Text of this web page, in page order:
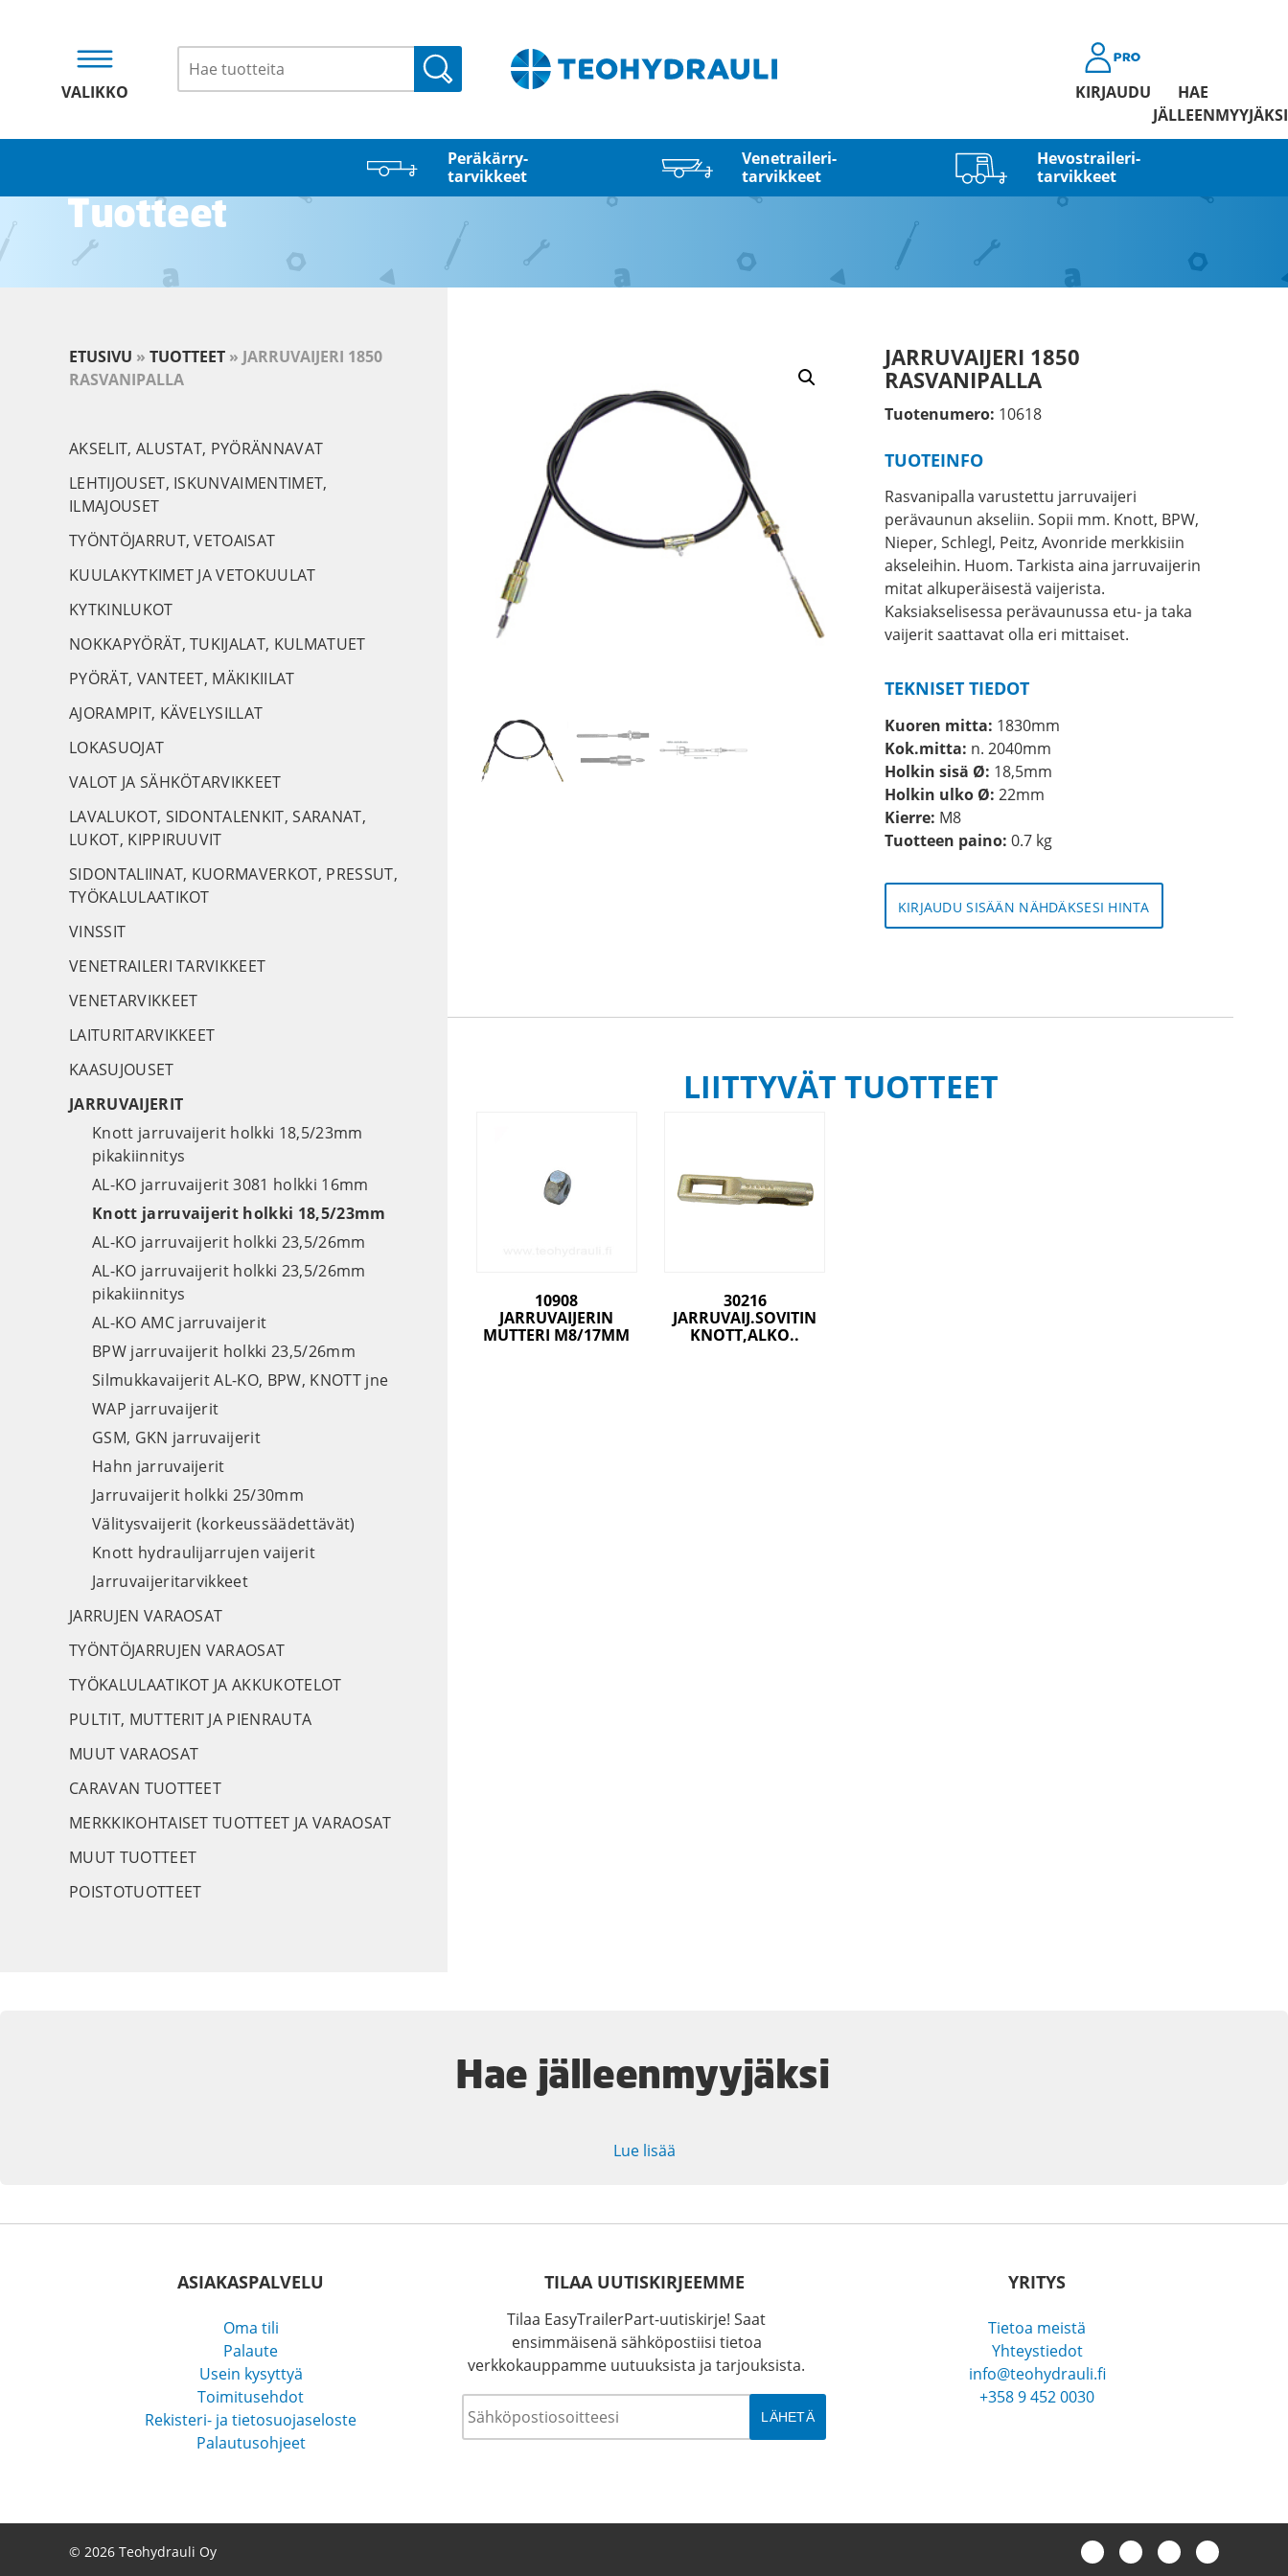
VALIKKO
Haku
KIRJAUDU
HAE
JÄLLEENMYYJÄKSI
Peräkärry­
tarvikkeet
Venetraileri­
tarvikkeet
Hevostraileri­
tarvikkeet
Tuotteet
JARRUVAIJERI 1850
RASVANIPALLA
Tuotenumero: 10618
TUOTEINFO
Rasvanipalla varustettu jarruvaijeri
perävaunun akseliin. Sopii mm. Knott, BPW,
Nieper, Schlegl, Peitz, Avonride merkkisiin
akseleihin. Huom. Tarkista aina jarruvaijerin
mitat alkuperäisestä vaijerista.
Kaksiakselisessa perävaunussa etu- ja taka
vaijerit saattavat olla eri mittaiset.
TEKNISET TIEDOT
Kuoren mitta: 1830mm
Kok.mitta: n. 2040mm
Holkin sisä Ø: 18,5mm
Holkin ulko Ø: 22mm
Kierre: M8
Tuotteen paino: 0.7 kg
KIRJAUDU SISÄÄN NÄHDÄKSESI HINTA
LIITTYVÄT TUOTTEET
10908
JARRUVAIJERIN
MUTTERI M8/17MM
30216
JARRUVAIJ.SOVITIN
KNOTT,ALKO..
ETUSIVU » TUOTTEET » JARRUVAIJERI 1850
RASVANIPALLA
AKSELIT, ALUSTAT, PYÖRÄNNAVAT
LEHTIJOUSET, ISKUNVAIMENTIMET,
ILMAJOUSET
TYÖNTÖJARRUT, VETOAISAT
KUULAKYTKIMET JA VETOKUULAT
KYTKINLUKOT
NOKKAPYÖRÄT, TUKIJALAT, KULMATUET
PYÖRÄT, VANTEET, MÄKIKIILAT
AJORAMPIT, KÄVELYSILLAT
LOKASUOJAT
VALOT JA SÄHKÖTARVIKKEET
LAVALUKOT, SIDONTALENKIT, SARANAT,
LUKOT, KIPPIRUUVIT
SIDONTALIINAT, KUORMAVERKOT, PRESSUT,
TYÖKALULAATIKOT
VINSSIT
VENETRAILERI TARVIKKEET
VENETARVIKKEET
LAITURITARVIKKEET
KAASUJOUSET
JARRUVAIJERIT
Knott jarruvaijerit holkki 18,5/23mm
pikakiinnitys
AL-KO jarruvaijerit 3081 holkki 16mm
Knott jarruvaijerit holkki 18,5/23mm
AL-KO jarruvaijerit holkki 23,5/26mm
AL-KO jarruvaijerit holkki 23,5/26mm
pikakiinnitys
AL-KO AMC jarruvaijerit
BPW jarruvaijerit holkki 23,5/26mm
Silmukkavaijerit AL-KO, BPW, KNOTT jne
WAP jarruvaijerit
GSM, GKN jarruvaijerit
Hahn jarruvaijerit
Jarruvaijerit holkki 25/30mm
Välitysvaijerit (korkeussäädettävät)
Knott hydraulijarrujen vaijerit
Jarruvaijeritarvikkeet
JARRUJEN VARAOSAT
TYÖNTÖJARRUJEN VARAOSAT
TYÖKALULAATIKOT JA AKKUKOTELOT
PULTIT, MUTTERIT JA PIENRAUTA
MUUT VARAOSAT
CARAVAN TUOTTEET
MERKKIKOHTAISET TUOTTEET JA VARAOSAT
MUUT TUOTTEET
POISTOTUOTTEET
Hae jälleenmyyjäksi
Lue lisää
ASIAKASPALVELU
Oma tili
Palaute
Usein kysyttyä
Toimitusehdot
Rekisteri- ja tietosuojaseloste
Palautusohjeet
YRITYS
Tietoa meistä
Yhteystiedot
info@teohydrauli.fi
+358 9 452 0030
TILAA UUTISKIRJEEMME
Tilaa EasyTrailerPart-uutiskirje! Saat
ensimmäisenä sähköpostiisi tietoa
verkkokauppamme uutuuksista ja tarjouksista.
© 2026 Teohydrauli Oy